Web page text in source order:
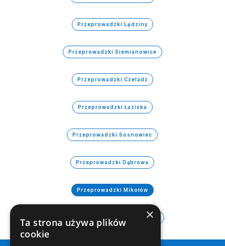
Przeprowadzki Lędziny
Przeprowadzki Siemianowice
Przeprowadzki Czeladź
Przeprowadzki Łaziska
Przeprowadzki Sosnowiec
Przeprowadzki Dąbrowa
Przeprowadzki Mikołów
Przeprowadzki Świętochłowice
×
Ta strona używa plików
cookie